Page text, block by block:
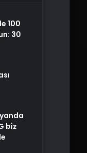
100
30
biz